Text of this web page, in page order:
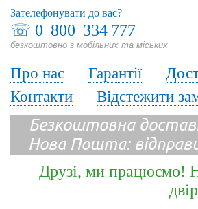
☏ 0 800 334 777
безкоштовно з мобільних та міських
Зателефонувати до вас?
Про нас Гарантії
Контакти
Відстежити
Безкоштовна
Нова Пошта:
Друзі, ми працюємо!